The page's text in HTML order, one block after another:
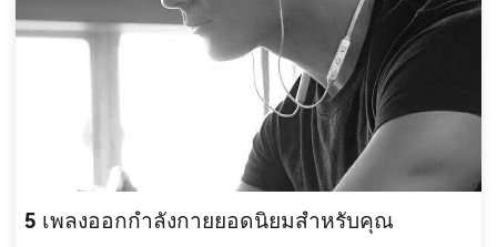
5 เพลงออกกำลังกายยอดนิยมสำหรับคุณ